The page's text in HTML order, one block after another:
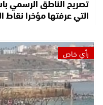
التي عرفتها مؤخرا نقاط
رأي خاص